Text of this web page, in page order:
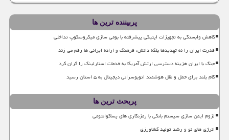
پربیننده ترین ها
کاهش وابستگی به تجهیزات اپتیکی پیشرفته با بومی سازی میکروسکوپ تداخلی
قدرت ایران را نه تهدیدها بلکه دانش، فرهنگ و اراده ایرانی ها رقم می زند
جنگ با ایران هزینه دسترسی ارتش آمریکا به خدمات استارلینک را گران کرد
گام بلند برای حمل و نقل هوشمند اتوبوسرانی دیجیتال به ۵ استان رسید
پربحث ترین ها
لزوم ایمن سازی سیستم بانکی با رمزنگاری های پساکوانتومی
انرژی های نو و رشد تولید کشاورزی